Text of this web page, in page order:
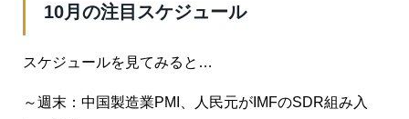
10月の注目スケジュール
スケジュールを見てみると…
～週末：中国製造業PMI、人民元がIMFのSDR組み入